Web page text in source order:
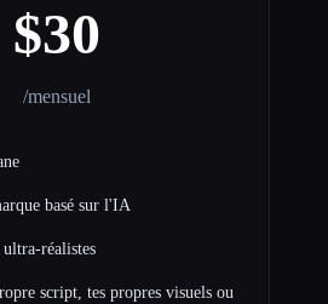
$30
/mensuel
basé sur l'IA
réalistes
script, tes propres visuels ou